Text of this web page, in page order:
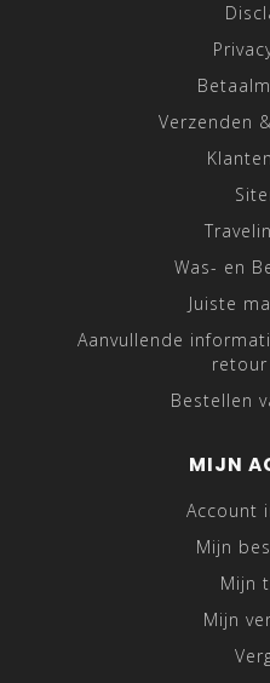
Verzenden
Was- en
Juiste
Aanvullende
Bestellen
MIJN
Account
Mijn
Mijn
Mijn